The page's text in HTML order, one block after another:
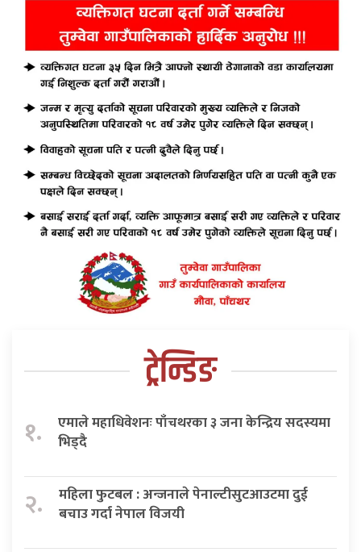
ट्रेन्डिङ
१.
एमाले महाधिवेशनः पाँचथरका ३ जना केन्द्रिय सदस्यमा
भिड्दै
२.
महिला फुटबल : अन्जनाले पेनाल्टीसुटआउटमा दुई
बचाउ गर्दा नेपाल विजयी